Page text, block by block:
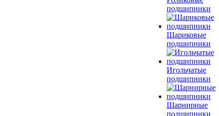
подшипники
Шариковые
подшипники
Игольчатые
подшипники
Шарнирные
подшипники